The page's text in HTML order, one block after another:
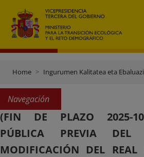
Home Ingurumen Kalitatea eta
Navegación
(FIN DE PLAZO 2025-
PÚBLICA PREVIA DEL
MODIFICACIÓN DEL REAL